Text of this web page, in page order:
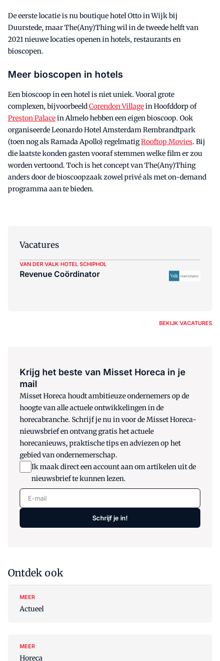
De eerste locatie is nu boutique hotel Otto in Wijk bij
Duurstede, maar The(Any)Thing wil in de tweede helft van
2021 nieuwe locaties openen in hotels, restaurants en
bioscopen.
Meer bioscopen in hotels
Een bioscoop in een hotel is niet uniek. Vooral grote
complexen, bijvoorbeeldCorendon Villagein Hoofddorp of
Preston Palacein Almelo hebben een eigen bioscoop. Ook
organiseerde Leonardo Hotel Amsterdam Rembrandtpark
(toen nog als Ramada Apollo) regelmatigRooftop Movies. Bij
die laatste konden gasten vooraf stemmen welke film er zou
worden vertoond. Toch is het concept van The(Any)Thing
anders door de bioscoopzaak zowel privé als met on-demand
programma aan te bieden.
Vacatures
VAN DER VALK HOTEL SCHIPHOL
Revenue Coördinator
BEKIJK VACATURES
Krijg het beste van Misset Horeca in je
mail
Misset Horeca houdt ambitieuze ondernemers op de
hoogte van alle actuele ontwikkelingen in de
horecabranche. Schrijf je nu in voor de Misset Horeca-
nieuwsbrief en ontvang gratis het actuele
horecanieuws, praktische tips en adviezen op het
gebied van ondernemerschap.
Ik maak direct een account aan om artikelen uit de
nieuwsbrief te kunnen lezen.
E-mail
Schrijf je in!
Ontdek ook
MEER
Actueel
MEER
Horeca